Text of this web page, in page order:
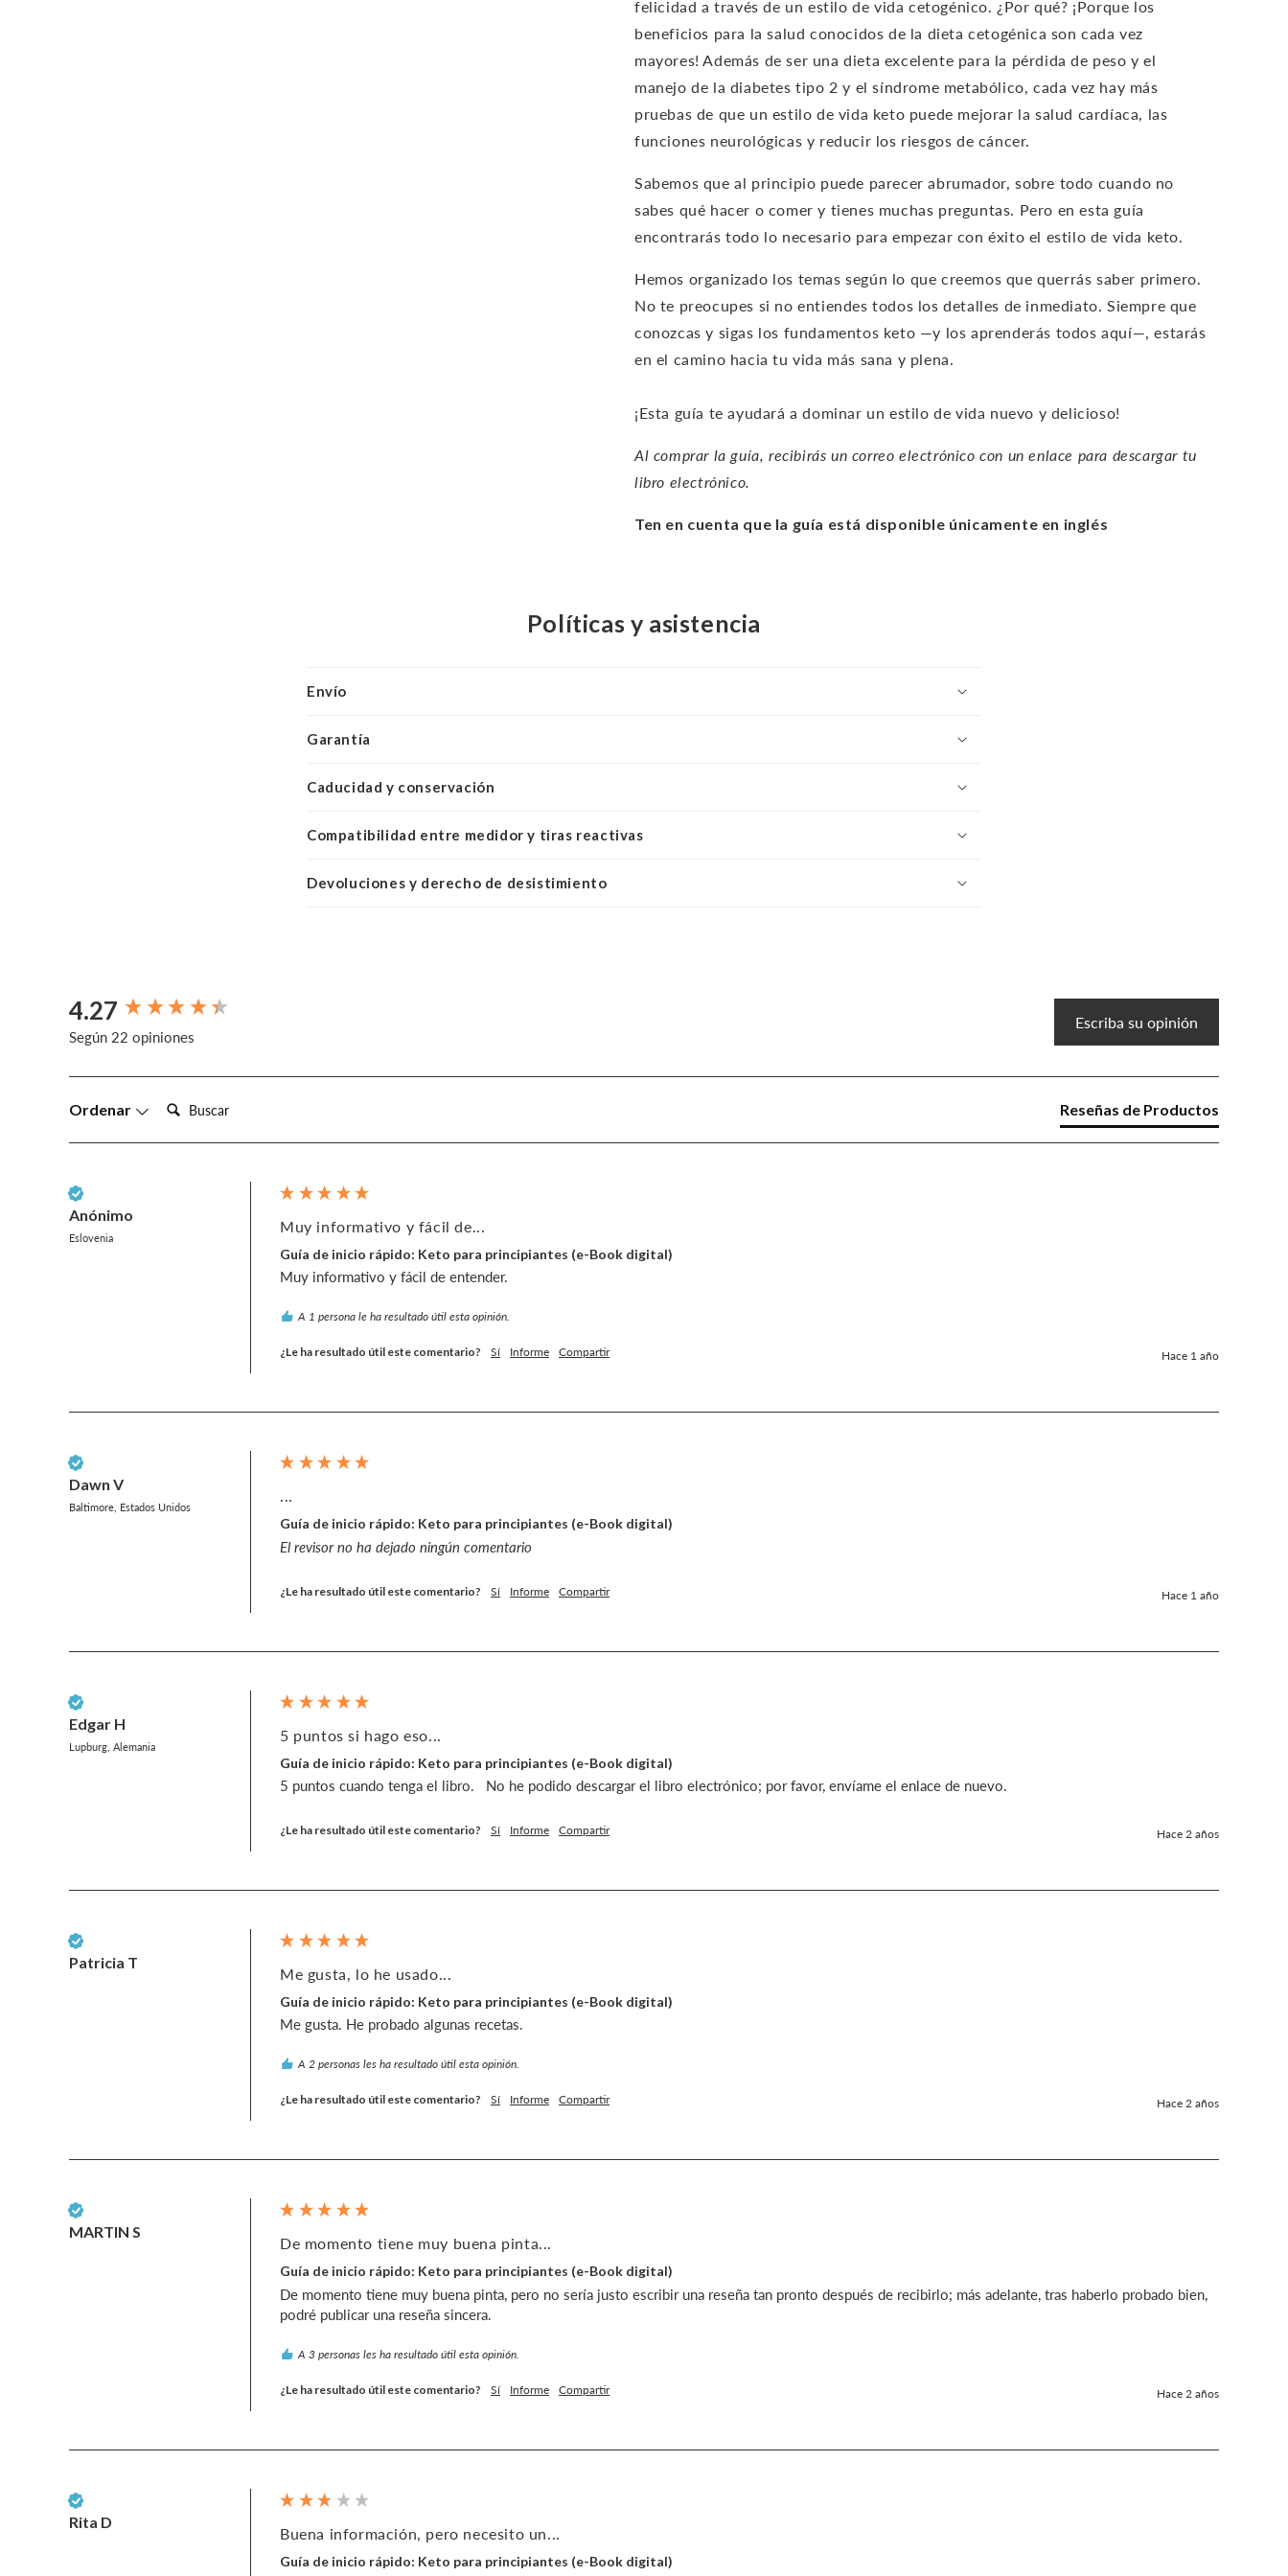
felicidad a través de un estilo de vida cetogénico. ¿Por qué? ¡Porque los
beneficios para la salud conocidos de la dieta cetogénica son cada vez
mayores! Además de ser una dieta excelente para la pérdida de peso y el
manejo de la diabetes tipo 2 y el síndrome metabólico, cada vez hay más
pruebas de que un estilo de vida keto puede mejorar la salud cardíaca, las
funciones neurológicas y reducir los riesgos de cáncer.
Sabemos que al principio puede parecer abrumador, sobre todo cuando no
sabes qué hacer o comer y tienes muchas preguntas. Pero en esta guía
encontrarás todo lo necesario para empezar con éxito el estilo de vida keto.
Hemos organizado los temas según lo que creemos que querrás saber primero.
No te preocupes si no entiendes todos los detalles de inmediato. Siempre que
conozcas y sigas los fundamentos keto —y los aprenderás todos aquí—, estarás
en el camino hacia tu vida más sana y plena.
¡Esta guía te ayudará a dominar un estilo de vida nuevo y delicioso!
Al comprar la guía, recibirás un correo electrónico con un enlace para descargar tu
libro electrónico.
Ten en cuenta que la guía está disponible únicamente en inglés
Políticas y asistencia
Envío
Garantía
Caducidad y conservación
Compatibilidad entre medidor y tiras reactivas
Devoluciones y derecho de desistimiento
4.27
Según 22 opiniones
Escriba su opinión
Ordenar Busca: Reseñas de Productos
Anónimo
Eslovenia
Muy informativo y fácil de...
Guía de inicio rápido: Keto para principiantes (e-Book digital)
Muy informativo y fácil de entender.
A 1 persona le ha resultado útil esta opinión.
¿Le ha resultado útil este comentario? Sí Informe Compartir Hace 1 año
Dawn V
Baltimore, Estados Unidos
...
Guía de inicio rápido: Keto para principiantes (e-Book digital)
El revisor no ha dejado ningún comentario
¿Le ha resultado útil este comentario? Sí Informe Compartir Hace 1 año
Edgar H
Lupburg, Alemania
5 puntos si hago eso...
Guía de inicio rápido: Keto para principiantes (e-Book digital)
5 puntos cuando tenga el libro.   No he podido descargar el libro electrónico; por favor, envíame el enlace de nuevo.
¿Le ha resultado útil este comentario? Sí Informe Compartir Hace 2 años
Patricia T
Me gusta, lo he usado...
Guía de inicio rápido: Keto para principiantes (e-Book digital)
Me gusta. He probado algunas recetas.
A 2 personas les ha resultado útil esta opinión.
¿Le ha resultado útil este comentario? Sí Informe Compartir Hace 2 años
MARTIN S
De momento tiene muy buena pinta...
Guía de inicio rápido: Keto para principiantes (e-Book digital)
De momento tiene muy buena pinta, pero no sería justo escribir una reseña tan pronto después de recibirlo; más adelante, tras haberlo probado bien,
podré publicar una reseña sincera.
A 3 personas les ha resultado útil esta opinión.
¿Le ha resultado útil este comentario? Sí Informe Compartir Hace 2 años
Rita D
Buena información, pero necesito un...
Guía de inicio rápido: Keto para principiantes (e-Book digital)
New content loaded